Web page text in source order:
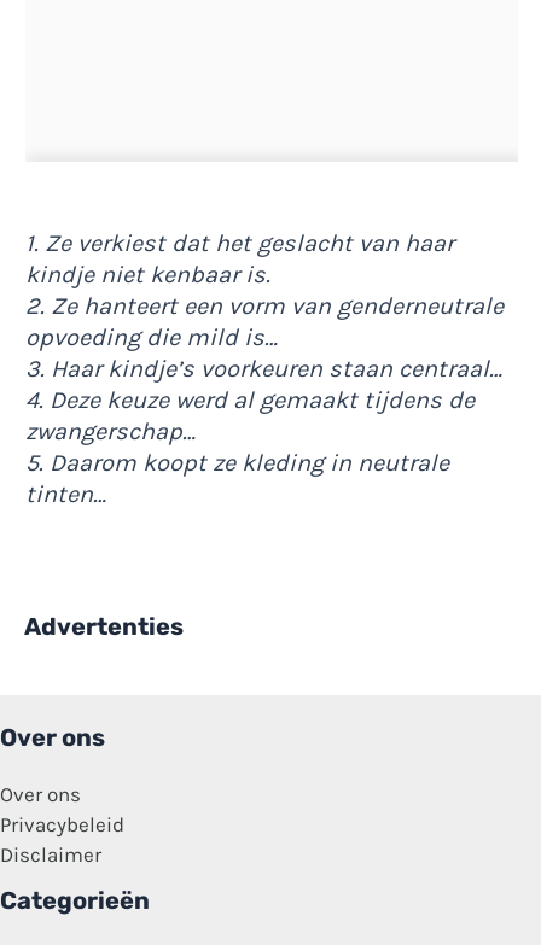
1. Ze verkiest dat het geslacht van haar
kindje niet kenbaar is.
2. Ze hanteert een vorm van genderneutrale
opvoeding die mild is…
3. Haar kindje’s voorkeuren staan centraal…
4. Deze keuze werd al gemaakt tijdens de
zwangerschap…
5. Daarom koopt ze kleding in neutrale
tinten…
Advertenties
Over ons
Over ons
Privacybeleid
Disclaimer
Categorieën